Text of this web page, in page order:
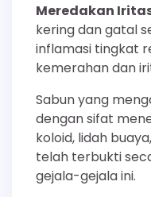
Meredakan
kering dan gatal
inflamasi tingkat
kemerahan dan
Sabun yang
dengan sifat
koloid, lidah
telah terbukti
gejala-gejala ini.